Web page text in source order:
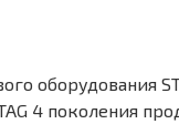
оборудования
4 поколения